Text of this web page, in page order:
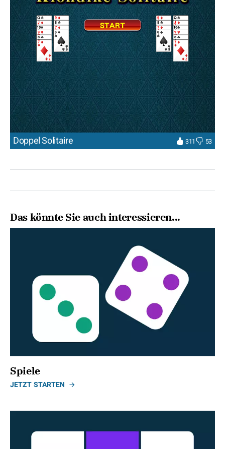
Doppel Solitaire 311 53
Das könnte Sie auch interessieren...
Spiele
JETZT STARTEN